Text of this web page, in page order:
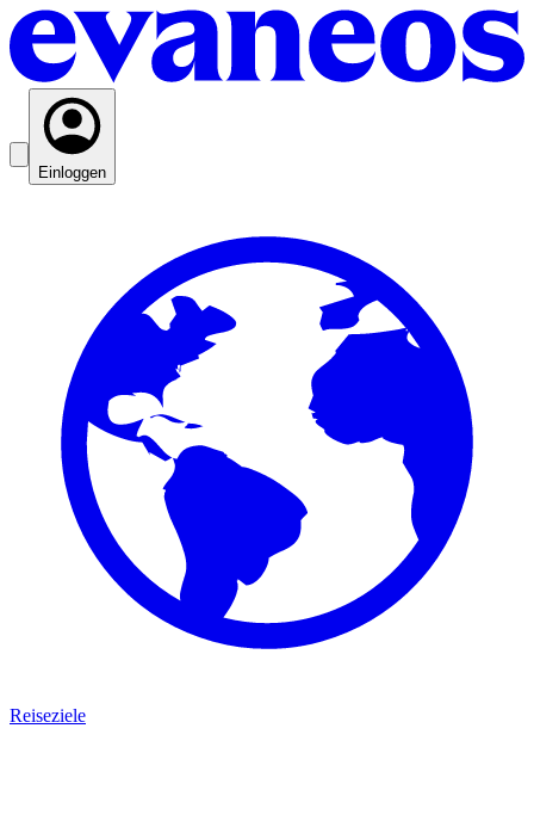
Einloggen
Reiseziele